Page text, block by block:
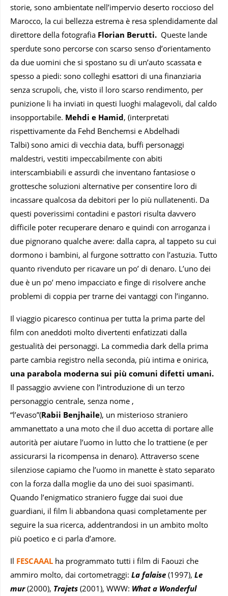
storie, sono ambientate nell’impervio deserto roccioso del
Marocco, la cui bellezza estrema è resa splendidamente dal
direttore della fotografia Florian Berutti. Queste lande
sperdute sono percorse con scarso senso d’orientamento
da due uomini che si spostano su di un’auto scassata e
spesso a piedi: sono colleghi esattori di una finanziaria
senza scrupoli, che, visto il loro scarso rendimento, per
punizione li ha inviati in questi luoghi malagevoli, dal caldo
insopportabile. Mehdi e Hamid, (interpretati
rispettivamente da Fehd Benchemsi e Abdelhadi
Talbi) sono amici di vecchia data, buffi personaggi
maldestri, vestiti impeccabilmente con abiti
interscambiabili e assurdi che inventano fantasiose o
grottesche soluzioni alternative per consentire loro di
incassare qualcosa da debitori per lo più nullatenenti. Da
questi poverissimi contadini e pastori risulta davvero
difficile poter recuperare denaro e quindi con arroganza i
due pignorano qualche avere: dalla capra, al tappeto su cui
dormono i bambini, al furgone sottratto con l’astuzia. Tutto
quanto rivenduto per ricavare un po’ di denaro. L’uno dei
due è un po’ meno impacciato e finge di risolvere anche
problemi di coppia per trarne dei vantaggi con l’inganno.
Il viaggio picaresco continua per tutta la prima parte del
film con aneddoti molto divertenti enfatizzati dalla
gestualità dei personaggi. La commedia dark della prima
parte cambia registro nella seconda, più intima e onirica,
una parabola moderna sui più comuni difetti umani.
Il passaggio avviene con l’introduzione di un terzo
personaggio centrale, senza nome ,
“l’evaso”(Rabii Benjhaile), un misterioso straniero
ammanettato a una moto che il duo accetta di portare alle
autorità per aiutare l’uomo in lutto che lo trattiene (e per
assicurarsi la ricompensa in denaro). Attraverso scene
silenziose capiamo che l’uomo in manette è stato separato
con la forza dalla moglie da uno dei suoi spasimanti.
Quando l’enigmatico straniero fugge dai suoi due
guardiani, il film li abbandona quasi completamente per
seguire la sua ricerca, addentrandosi in un ambito molto
più poetico e ci parla d’amore.
Il FESCAAAL ha programmato tutti i film di Faouzi che
ammiro molto, dai cortometraggi: La falaise (1997), Le
mur(2000), Trajets (2001), WWW: What a Wonderful